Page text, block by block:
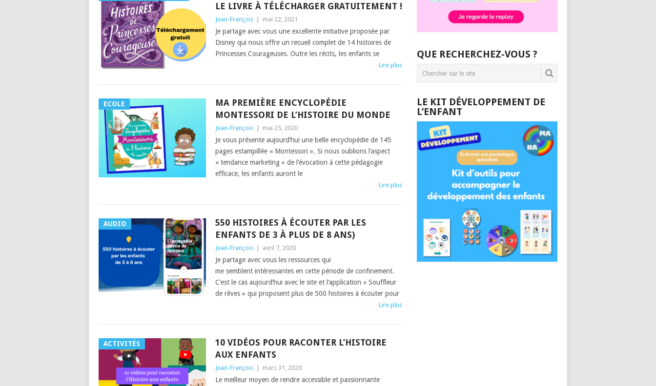
LE LIVRE À TÉLÉCHARGER GRATUITEMENT !
Jean-François mai 22, 2021
Je partage avec vous une excellente initiative proposée par
Disney qui nous offre un recueil complet de 14 histoires de
Princesses Courageuses. Outre les récits, les enfants se
Lire plus
ECOLE
MA PREMIÈRE ENCYCLOPÉDIE
MONTESSORI DE L’HISTOIRE DU MONDE
Jean-François mai 25, 2020
Je vous présente aujourd’hui une belle encyclopédie de 145
pages estampillée « Montessori ». Si nous oublions l’aspect
« tendance marketing » de l’évocation à cette pédagogie
efficace, les enfants auront le
Lire plus
AUDIO
550 HISTOIRES À ÉCOUTER PAR LES
ENFANTS DE 3 À PLUS DE 8 ANS)
Jean-François avril 7, 2020
Je partage avec vous les ressources qui
me semblent intéressantes en cette période de confinement.
C’est le cas aujourd’hui avec le site et l’application « Souffleur
de rêves » qui proposent plus de 500 histoires à écouter pour
Lire plus
ACTIVITÉS
10 VIDÉOS POUR RACONTER L’HISTOIRE
AUX ENFANTS
Jean-François mars 31, 2020
Le meilleur moyen de rendre accessible et passionnante
QUE RECHERCHEZ-VOUS ?
LE KIT DÉVELOPPEMENT DE
L’ENFANT